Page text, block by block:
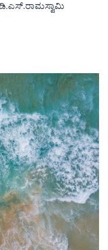
ಡಿ.ಎಸ್.ರಾಮಸ್ವಾಮಿ